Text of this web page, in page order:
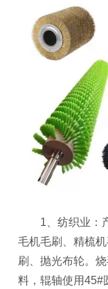
1、纺织业：产
毛机毛刷、精梳
刷、抛光布轮。
料，辊轴使用45#